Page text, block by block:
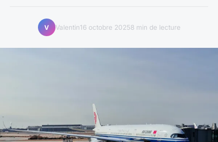
V Valentin16 octobre 20258 min de lecture